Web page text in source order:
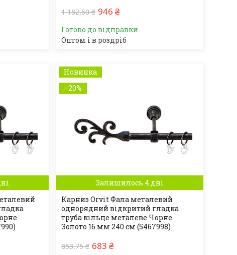
1 182,50 ₴ 946 ₴
Готово до відправки
Оптом і в роздріб
Новинка
–20%
Залишилось 4 дні
Карниз Orvit Фала металевий
однорядний відкритий гладка
труба кільце металеве Чорне
Золото 16 мм 240 см (5467998)
853,75 ₴ 683 ₴